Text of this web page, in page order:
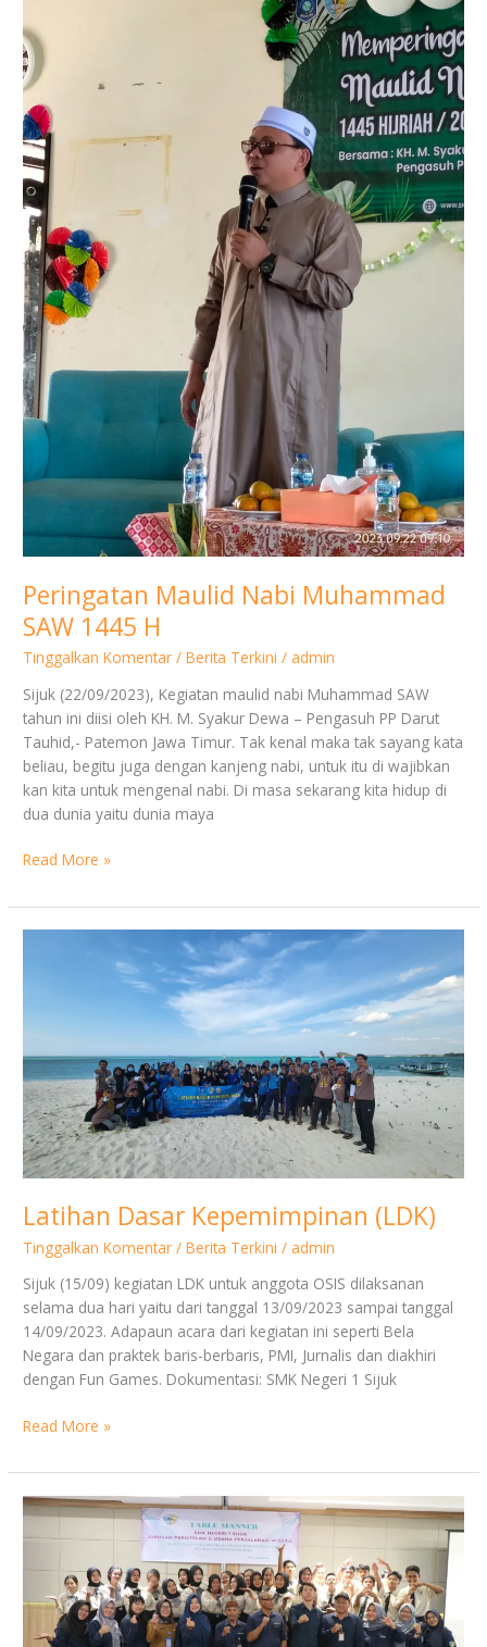
Peringatan Maulid Nabi Muhammad
SAW 1445 H
Tinggalkan Komentar /Berita Terkini / admin
Sijuk (22/09/2023), Kegiatan maulid nabi Muhammad SAW
tahun ini diisi oleh KH. M. Syakur Dewa – Pengasuh PP Darut
Tauhid,- Patemon Jawa Timur. Tak kenal maka tak sayang kata
beliau, begitu juga dengan kanjeng nabi, untuk itu di wajibkan
kan kita untuk mengenal nabi. Di masa sekarang kita hidup di
dua dunia yaitu dunia maya
Nabi
Muhammad
SAW
1445
H
Read More »
Latihan Dasar Kepemimpinan (LDK)
Tinggalkan Komentar /Berita Terkini / admin
Sijuk (15/09) kegiatan LDK untuk anggota OSIS dilaksanan
selama dua hari yaitu dari tanggal 13/09/2023 sampai tanggal
14/09/2023. Adapaun acara dari kegiatan ini seperti Bela
Negara dan praktek baris-berbaris, PMI, Jurnalis dan diakhiri
dengan Fun Games. Dokumentasi: SMK Negeri 1 Sijuk
Kepemimpinan
Read More »
Kegiatan
Hotel
Santika